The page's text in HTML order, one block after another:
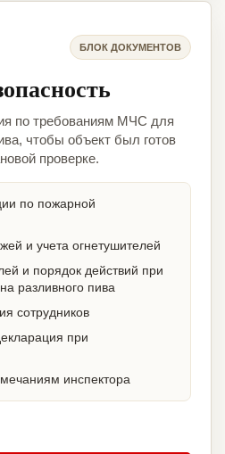
БЛОК ДОКУМЕНТОВ
по требованиям МЧС для
чтобы объект был готов
проверке.
по пожарной
и учета огнетушителей
и порядок действий при
разливного пива
сотрудников
при
инспектора